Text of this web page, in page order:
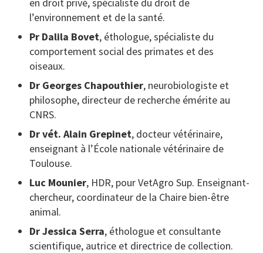
l’environnement et de la santé.
Pr Dalila Bovet, éthologue, spécialiste du
comportement social des primates et des
oiseaux.
Dr Georges Chapouthier, neurobiologiste et
philosophe, directeur de recherche émérite au
CNRS.
Dr vét. Alain Grepinet, docteur vétérinaire,
enseignant à l’École nationale vétérinaire de
Toulouse.
Luc Mounier, HDR, pour VetAgro Sup. Enseignant-
chercheur, coordinateur de la Chaire bien-être
animal.
Dr Jessica Serra, éthologue et consultante
scientifique, autrice et directrice de collection.